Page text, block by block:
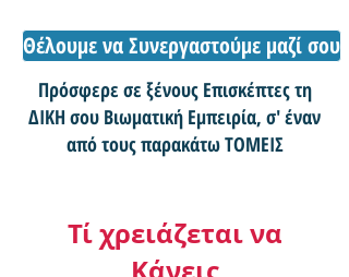
Θέλουμε να Συνεργαστούμε μαζί σου
Πρόσφερε σε ξένους Επισκέπτες τη
ΔΙΚΗ σου Βιωματική Εμπειρία, σ' έναν
από τους παρακάτω ΤΟΜΕΙΣ
Τί χρειάζεται να